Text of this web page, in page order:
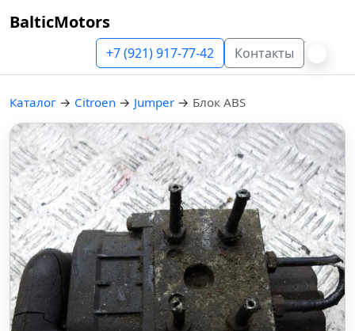
BalticMotors
+7 (921) 917-77-42 Контакты
Каталог → Citroen → Jumper → Блок ABS